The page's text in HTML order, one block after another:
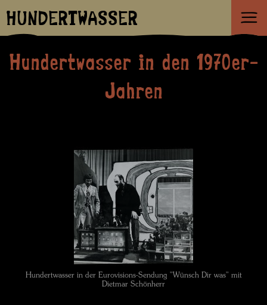
HUNDERTWASSER
Hundertwasser in den 1970er-
Jahren
Hundertwasser in der Eurovisions-Sendung "Wünsch Dir was" mit
Dietmar Schönherr